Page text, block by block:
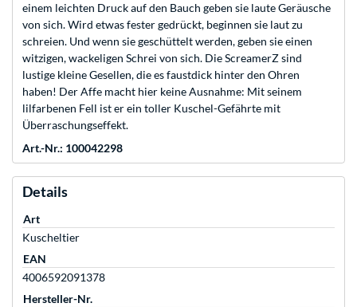
einem leichten Druck auf den Bauch geben sie laute Geräusche
von sich. Wird etwas fester gedrückt, beginnen sie laut zu
schreien. Und wenn sie geschüttelt werden, geben sie einen
witzigen, wackeligen Schrei von sich. Die ScreamerZ sind
lustige kleine Gesellen, die es faustdick hinter den Ohren
haben! Der Affe macht hier keine Ausnahme: Mit seinem
lilfarbenen Fell ist er ein toller Kuschel-Gefährte mit
Überraschungseffekt.
Art.-Nr.: 100042298
Details
Art
Kuscheltier
EAN
4006592091378
Hersteller-Nr.